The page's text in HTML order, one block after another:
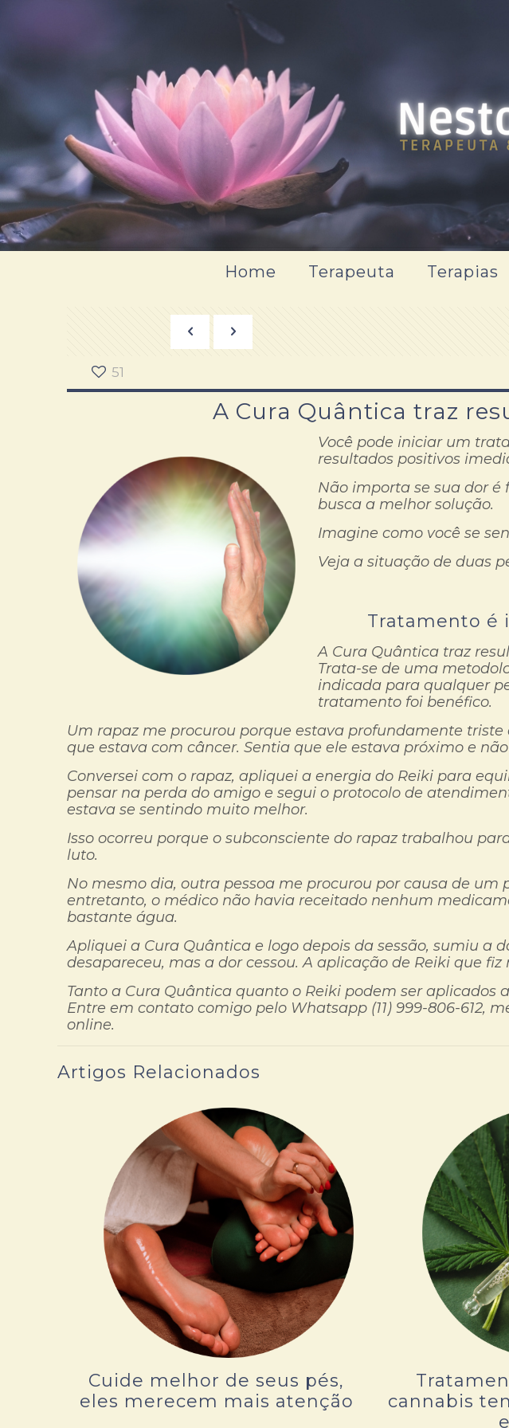
Home Terapeuta Terapias
51
A Cura Quântica traz
Você pode iniciar um
resultados positivos
Não importa se sua dor
busca a melhor solução.
Imagine como você se
Veja a situação de duas
Tratamento é
A Cura Quântica traz
Trata-se de uma
indicada para qualquer
tratamento foi benéfico.
Um rapaz me procurou porque estava profundamente
que estava com câncer. Sentia que ele estava próximo e
Conversei com o rapaz, apliquei a energia do Reiki para
pensar na perda do amigo e segui o protocolo de
estava se sentindo muito melhor.
Isso ocorreu porque o subconsciente do rapaz trabalhou
luto.
No mesmo dia, outra pessoa me procurou por causa de
entretanto, o médico não havia receitado nenhum
bastante água.
Apliquei a Cura Quântica e logo depois da sessão, sumiu a
desapareceu, mas a dor cessou. A aplicação de Reiki que
Tanto a Cura Quântica quanto o Reiki podem ser
Entre em contato comigo pelo Whatsapp (11) 999-806-612,
online.
Artigos Relacionados
Cuide melhor de seus pés,
eles merecem mais atenção
cannabis